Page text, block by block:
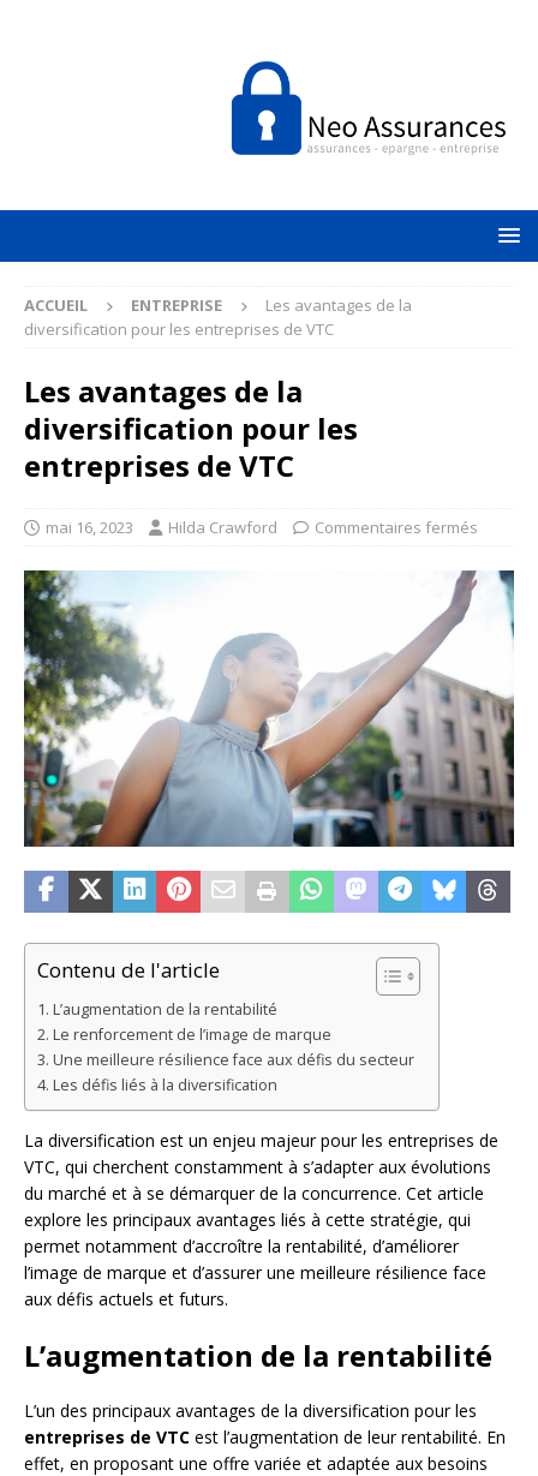
ACCUEIL ENTREPRISE
Les avantages de la
diversification pour les entreprises de VTC
Les avantages de la
diversification pour les
entreprises de VTC
mai 16, 2023 Hilda Crawford Commentaires fermés
Contenu de l'article
L’augmentation de la rentabilité
Le renforcement de l’image de marque
Une meilleure résilience face aux défis du secteur
Les défis liés à la diversification
La diversification est un enjeu majeur pour les entreprises de
VTC, qui cherchent constamment à s’adapter aux évolutions
du marché et à se démarquer de la concurrence. Cet article
explore les principaux avantages liés à cette stratégie, qui
permet notamment d’accroître la rentabilité, d’améliorer
l’image de marque et d’assurer une meilleure résilience face
aux défis actuels et futurs.
L’augmentation de la rentabilité
L’un des principaux avantages de la diversification pour les
entreprises de VTC est l’augmentation de leur rentabilité. En
effet, en proposant une offre variée et adaptée aux besoins